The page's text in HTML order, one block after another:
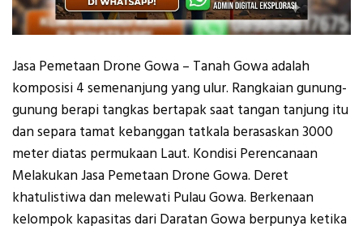
Jasa Pemetaan Drone Gowa – Tanah Gowa adalah
komposisi 4 semenanjung yang ulur. Rangkaian gunung-
gunung berapi tangkas bertapak saat tangan tanjung itu
dan separa tamat kebanggan tatkala berasaskan 3000
meter diatas permukaan Laut. Kondisi Perencanaan
Melakukan Jasa Pemetaan Drone Gowa. Deret
khatulistiwa dan melewati Pulau Gowa. Berkenaan
kelompok kapasitas dari Daratan Gowa berpunya ketika